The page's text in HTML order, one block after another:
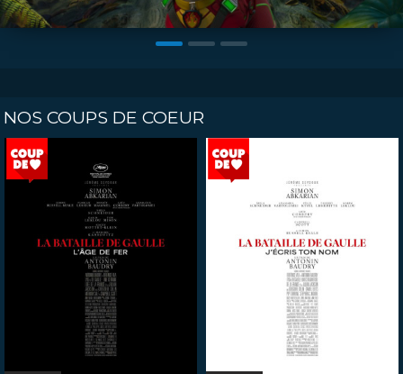
NOS COUPS DE COEUR